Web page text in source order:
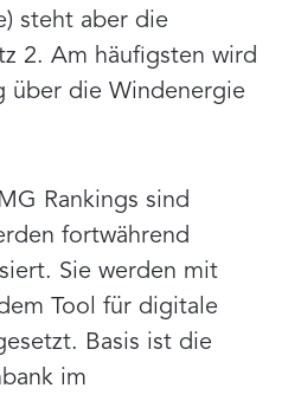
steht aber die
2. Am häufigsten wird
über die Windenergie
Rankings sind
fortwährend
Sie werden mit
Tool für digitale
Basis ist die
im